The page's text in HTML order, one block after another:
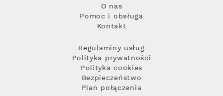
O nas
Pomoc i obsługa
Kontakt
Regulaminy usług
Polityka prywatności
Polityka cookies
Bezpieczeństwo
Plan połączenia